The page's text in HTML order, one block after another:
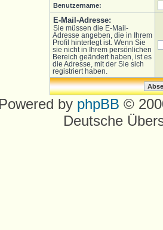
Benutzername:
E-Mail-Adresse:
Sie müssen die E-Mail-
Adresse angeben, die in Ihrem
Profil hinterlegt ist. Wenn Sie
sie nicht in Ihrem persönlichen
Bereich geändert haben, ist es
die Adresse, mit der Sie sich
registriert haben.
Powered by phpBB ©
Deutsche